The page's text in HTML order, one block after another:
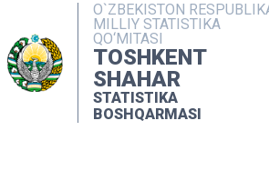
O`ZBEKISTON
MILLIY STATISTIKA
QO‘MITASI
TOSHKENT
SHAHAR
STATISTIKA
BOSHQARMASI
NASHRLAR
INTERAKTIV
MATBUOT XIZMATI
MUROJAATLAR